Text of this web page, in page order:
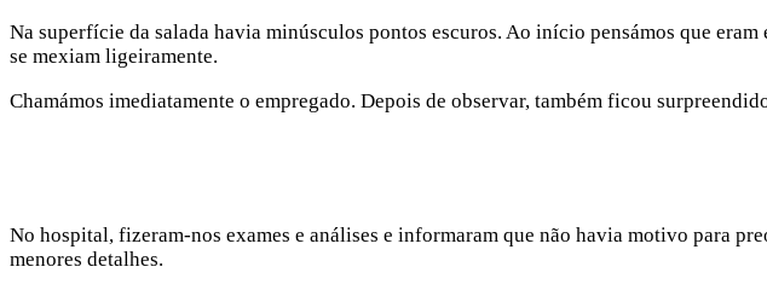
Na superfície da salada havia minúsculos pontos escuros. Ao início pensámos que
se mexiam ligeiramente.
Chamámos imediatamente o empregado. Depois de observar, também ficou
No hospital, fizeram-nos exames e análises e informaram que não havia motivo para
menores detalhes.